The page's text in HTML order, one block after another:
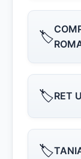
🏷️
🏷️RET
🏷️